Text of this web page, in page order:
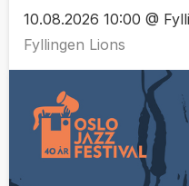
10.08.2026 10:00 @
Fyllingen Lions